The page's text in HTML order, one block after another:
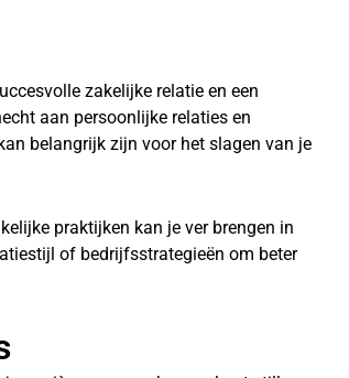
zakelijke relatie en een
aan persoonlijke relaties en
belangrijk zijn voor het slagen van je
praktijken kan je ver brengen in
of bedrijfsstrategieën om beter